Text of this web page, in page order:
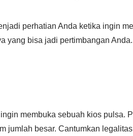
perhatian Anda ketika ingin
yang bisa jadi pertimbangan Anda.
membuka sebuah kios pulsa.
jumlah besar. Cantumkan